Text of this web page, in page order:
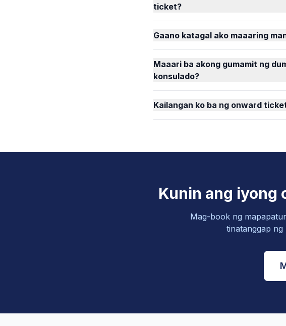
ticket?
Gaano katagal ako maaaring
Maaari ba akong gumamit ng
konsulado?
Kailangan ko ba ng onward
Kunin ang iyong
Mag-book ng
tinatanggap ng